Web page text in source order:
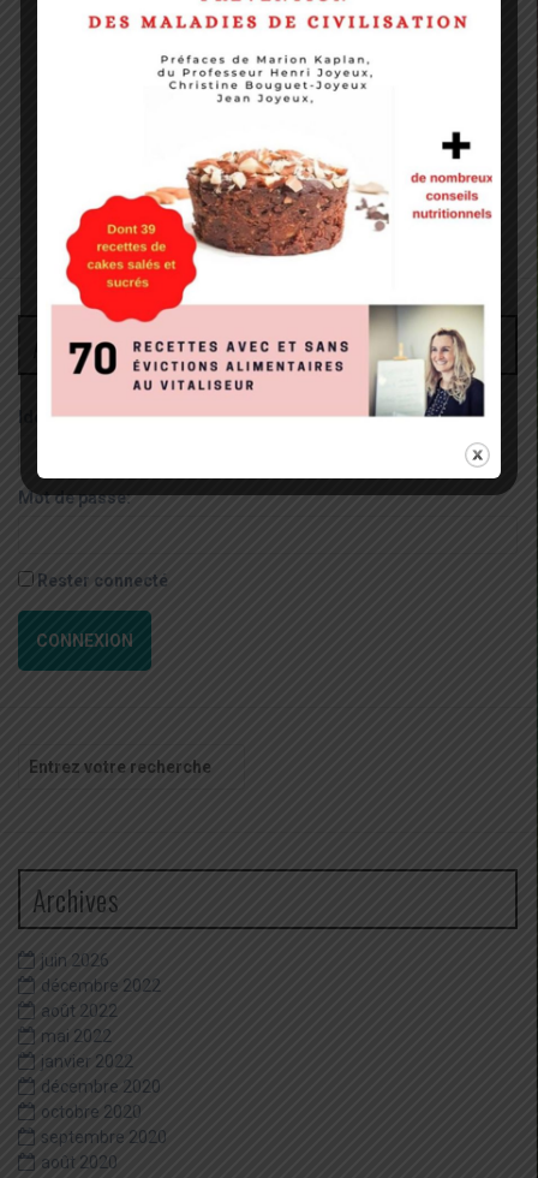
Administrateur
Identifiant:
Mot de passe:
Rester connecté
CONNEXION
pour
Archives
juin 2026
décembre 2022
août 2022
mai 2022
janvier 2022
décembre 2020
octobre 2020
septembre 2020
août 2020